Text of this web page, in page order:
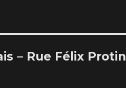
– Rue Félix Protin